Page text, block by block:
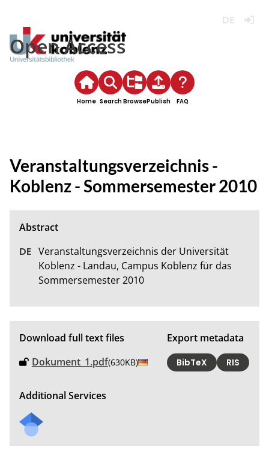
Open Access
Home SearchBrowsePublish FAQ
Veranstaltungsverzeichnis -
Koblenz - Sommersemester 2010
Veranstaltungsverzeichnis der Universität
Koblenz - Landau, Campus Koblenz für das
Sommersemester 2010
Download full text files
Dokument_1.pdf(630KB)
Export metadata
BibTeX RIS
Additional Services